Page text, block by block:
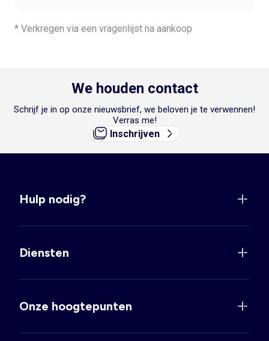
* Verkregen via een vragenlijst na aankoop
We houden contact
Schrijf je in op onze nieuwsbrief, we beloven je te verwennen!
Verras me!
Inschrijven
Hulp nodig?
Diensten
Onze hoogtepunten